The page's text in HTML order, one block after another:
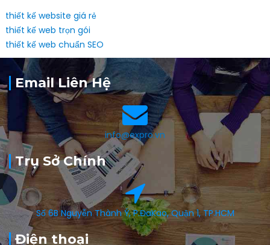
thiết kế website giá rẻ
thiết kế web trọn gói
thiết kế web chuẩn SEO
Email Liên Hệ
info@expro.vn
Trụ Sở Chính
Số 6B Nguyễn Thành Ý, P.ĐaKao, Quận 1, TP.HCM
Điện thoại